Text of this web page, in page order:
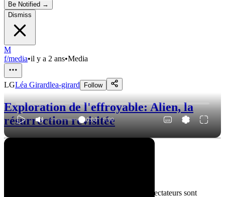
Be Notified →
Dismiss
M
f/media•il y a 2 ans•Media
LGLéa Girardlea-girard Follow
Exploration de l'effroyable: Alien, la
résurrection revisitée
0:00 / 0:00
Dans ce quatrième volet de la saga Alien, les spectateurs sont